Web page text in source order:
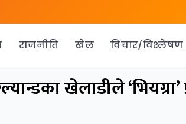
राजनीति खेल विचार/विश्लेषण
खेलाडीले ‘भियग्रा’